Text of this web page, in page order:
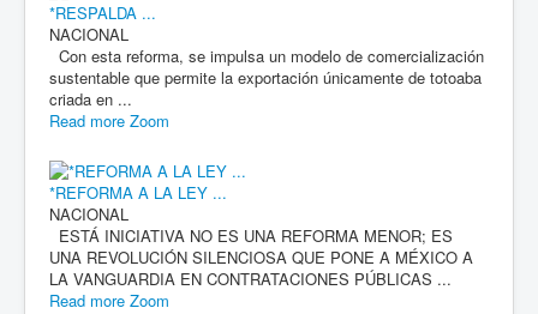
*RESPALDA ...
NACIONAL
Con esta reforma, se impulsa un modelo de comercialización
sustentable que permite la exportación únicamente de totoaba
criada en ...
Read more Zoom
*REFORMA A LA LEY ...
NACIONAL
ESTÁ INICIATIVA NO ES UNA REFORMA MENOR; ES
UNA REVOLUCIÓN SILENCIOSA QUE PONE A MÉXICO A
LA VANGUARDIA EN CONTRATACIONES PÚBLICAS ...
Read more Zoom